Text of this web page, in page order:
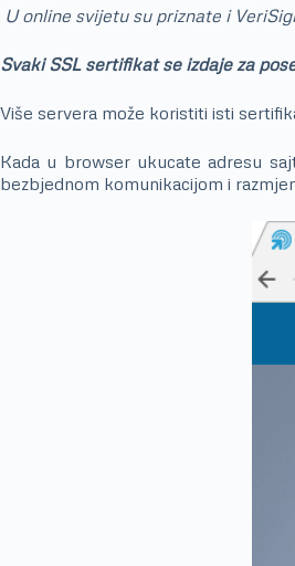
U online svijetu su priznate i
Svaki SSL sertifikat se izdaje za
Više servera može koristiti isti
Kada u browser ukucate adresu
bezbjednom komunikacijom i